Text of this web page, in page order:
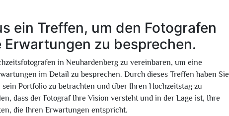
ein Treffen, um den Fotografen
zu besprechen.
in Neuhardenberg zu vereinbaren, um eine
im Detail zu besprechen. Durch dieses Treffen haben Sie
Portfolio zu betrachten und über Ihren Hochzeitstag zu
dass der Fotograf Ihre Vision versteht und in der Lage ist, Ihre
die Ihren Erwartungen entspricht.